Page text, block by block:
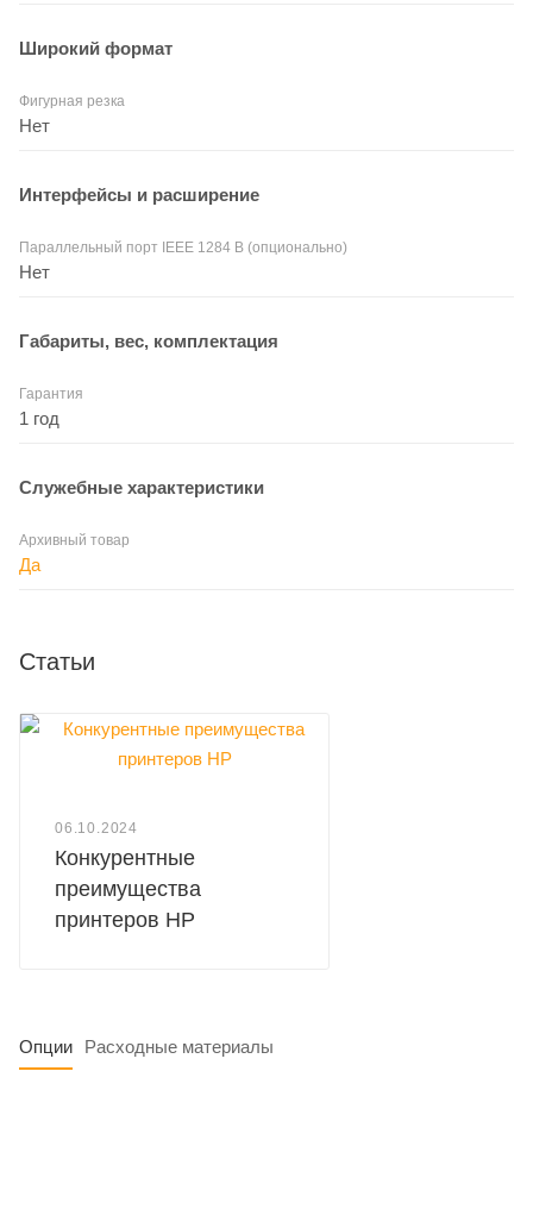
Широкий формат
Фигурная резка
Нет
Интерфейсы и расширение
Параллельный порт IEEE 1284 B (опционально)
Нет
Габариты, вес, комплектация
Гарантия
1 год
Служебные характеристики
Архивный товар
Да
Статьи
06.10.2024
Конкурентные
преимущества
принтеров HP
Опции Расходные материалы